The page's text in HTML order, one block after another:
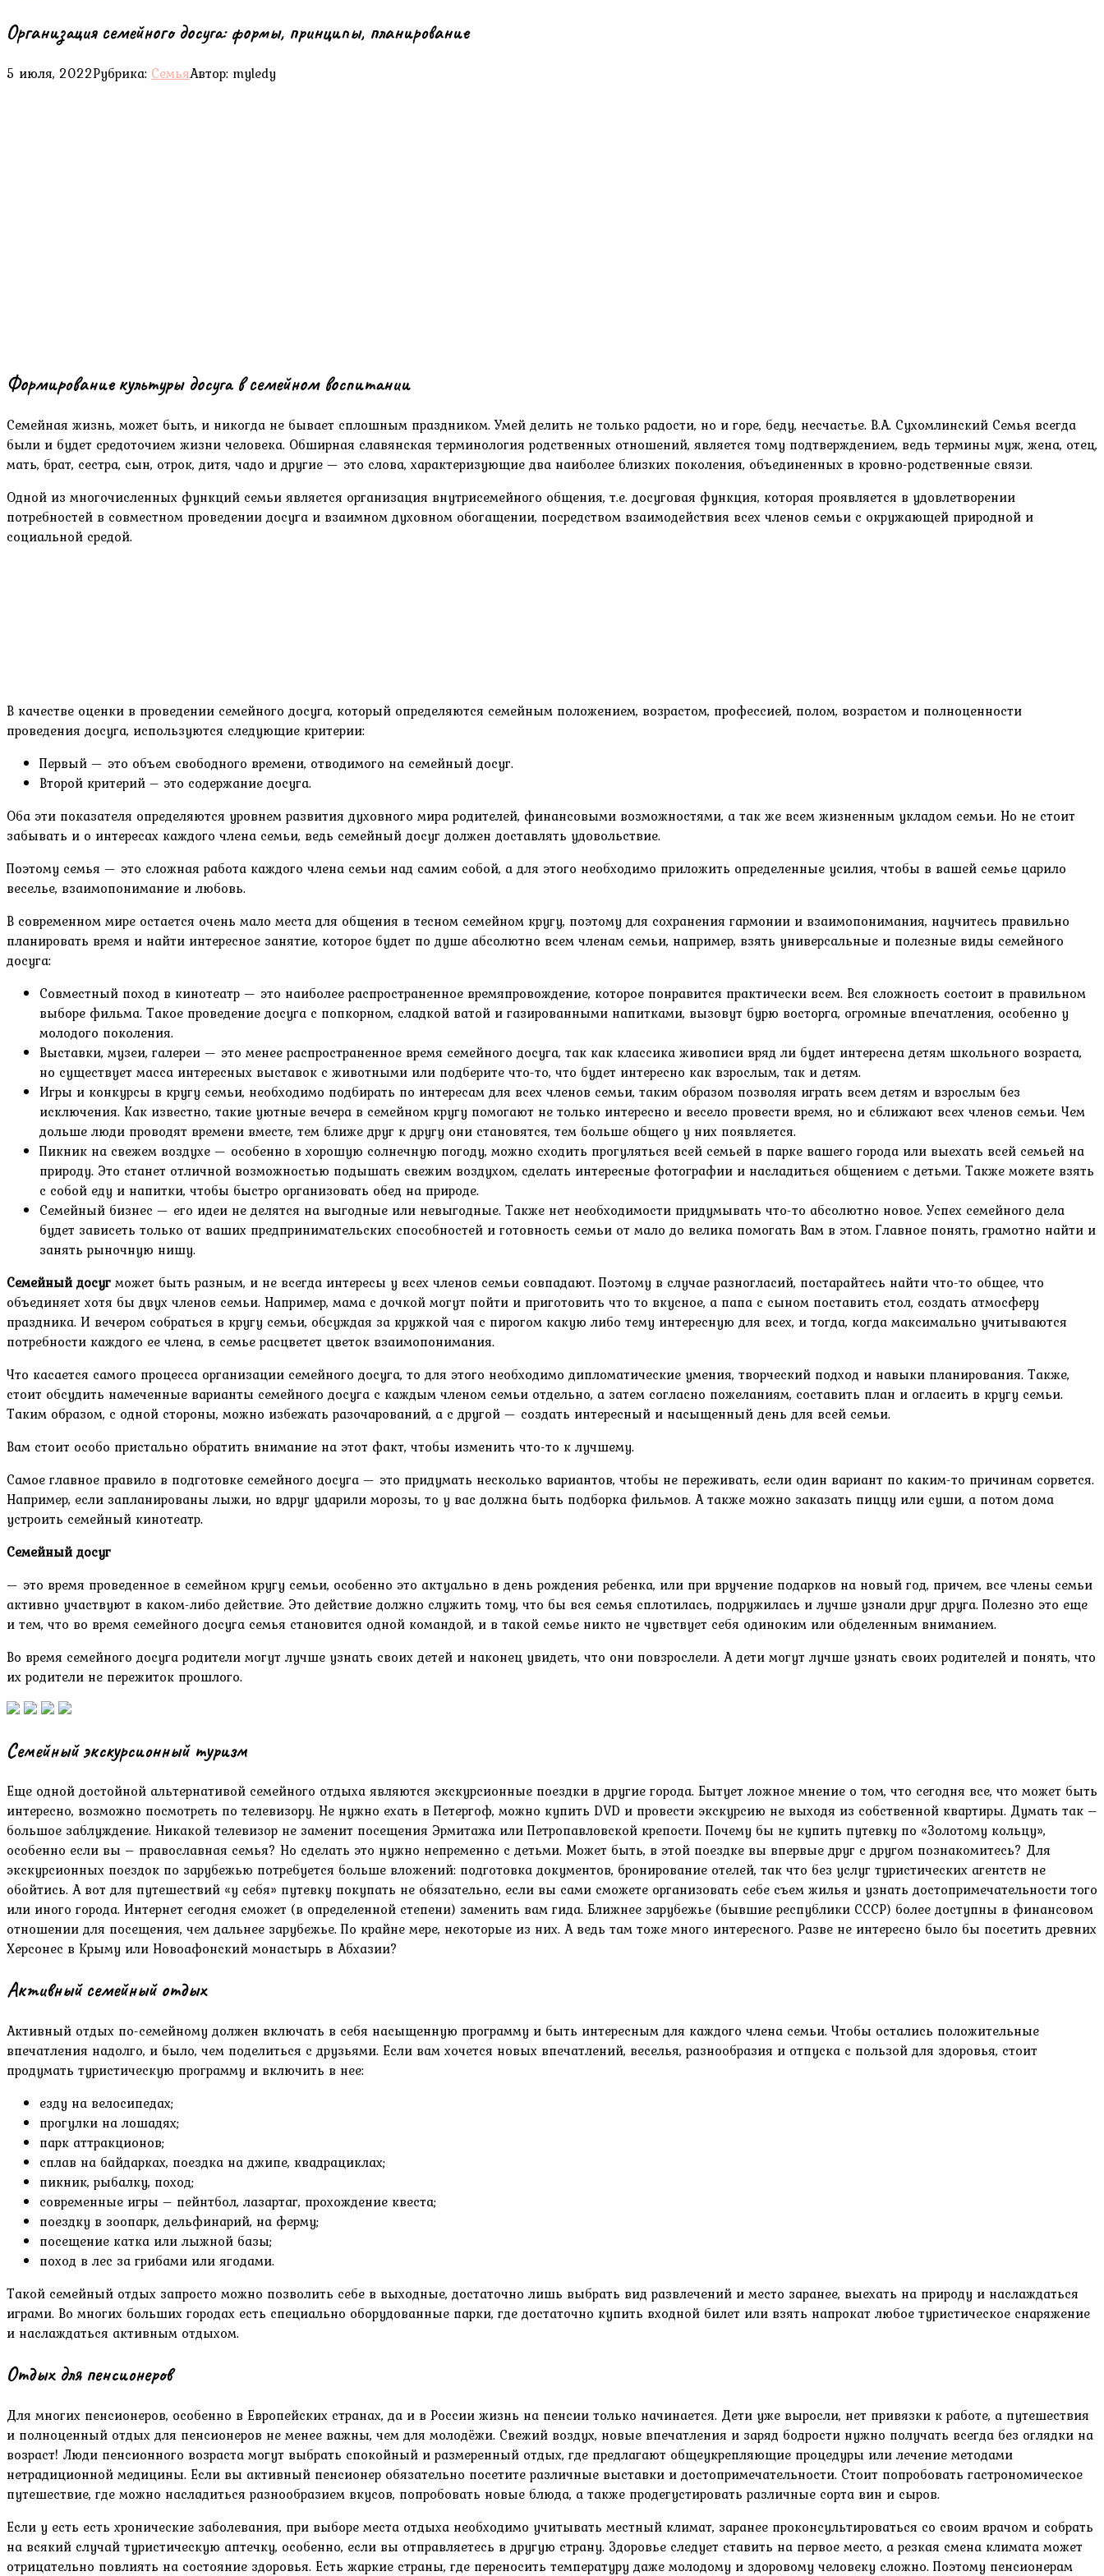
Организация семейного досуга: формы, принципы, планирование
5 июля, 2022Рубрика: СемьяАвтор: myledy
Формирование культуры досуга в семейном воспитании
Семейная жизнь, может быть, и никогда не бывает сплошным праздником. Умей делить не только радости, но и горе, беду, несчастье. В.А. Сухомлинский Семья всегда
были и будет средоточием жизни человека. Обширная славянская терминология родственных отношений, является тому подтверждением, ведь термины муж, жена, отец,
мать, брат, сестра, сын, отрок, дитя, чадо и другие — это слова, характеризующие два наиболее близких поколения, объединенных в кровно-родственные связи.
Одной из многочисленных функций семьи является организация внутрисемейного общения, т.е. досуговая функция, которая проявляется в удовлетворении
потребностей в совместном проведении досуга и взаимном духовном обогащении, посредством взаимодействия всех членов семьи с окружающей природной и
социальной средой.
В качестве оценки в проведении семейного досуга, который определяются семейным положением, возрастом, профессией, полом, возрастом и полноценности
проведения досуга, используются следующие критерии:
Первый — это объем свободного времени, отводимого на семейный досуг.
Второй критерий – это содержание досуга.
Оба эти показателя определяются уровнем развития духовного мира родителей, финансовыми возможностями, а так же всем жизненным укладом семьи. Но не стоит
забывать и о интересах каждого члена семьи, ведь семейный досуг должен доставлять удовольствие.
Поэтому семья — это сложная работа каждого члена семьи над самим собой, а для этого необходимо приложить определенные усилия, чтобы в вашей семье царило
веселье, взаимопонимание и любовь.
В современном мире остается очень мало места для общения в тесном семейном кругу, поэтому для сохранения гармонии и взаимопонимания, научитесь правильно
планировать время и найти интересное занятие, которое будет по душе абсолютно всем членам семьи, например, взять универсальные и полезные виды семейного
досуга:
Совместный поход в кинотеатр — это наиболее распространенное времяпровождение, которое понравится практически всем. Вся сложность состоит в правильном
выборе фильма. Такое проведение досуга с попкорном, сладкой ватой и газированными напитками, вызовут бурю восторга, огромные впечатления, особенно у
молодого поколения.
Выставки, музеи, галереи — это менее распространенное время семейного досуга, так как классика живописи вряд ли будет интересна детям школьного возраста,
но существует масса интересных выставок с животными или подберите что-то, что будет интересно как взрослым, так и детям.
Игры и конкурсы в кругу семьи, необходимо подбирать по интересам для всех членов семьи, таким образом позволяя играть всем детям и взрослым без
исключения. Как известно, такие уютные вечера в семейном кругу помогают не только интересно и весело провести время, но и сближают всех членов семьи. Чем
дольше люди проводят времени вместе, тем ближе друг к другу они становятся, тем больше общего у них появляется.
Пикник на свежем воздухе — особенно в хорошую солнечную погоду, можно сходить прогуляться всей семьей в парке вашего города или выехать всей семьей на
природу. Это станет отличной возможностью подышать свежим воздухом, сделать интересные фотографии и насладиться общением с детьми. Также можете взять
с собой еду и напитки, чтобы быстро организовать обед на природе.
Семейный бизнес — его идеи не делятся на выгодные или невыгодные. Также нет необходимости придумывать что-то абсолютно новое. Успех семейного дела
будет зависеть только от ваших предпринимательских способностей и готовность семьи от мало до велика помогать Вам в этом. Главное понять, грамотно найти и
занять рыночную нишу.
Семейный досуг может быть разным, и не всегда интересы у всех членов семьи совпадают. Поэтому в случае разногласий, постарайтесь найти что-то общее, что
объединяет хотя бы двух членов семьи. Например, мама с дочкой могут пойти и приготовить что то вкусное, а папа с сыном поставить стол, создать атмосферу
праздника. И вечером собраться в кругу семьи, обсуждая за кружкой чая с пирогом какую либо тему интересную для всех, и тогда, когда максимально учитываются
потребности каждого ее члена, в семье расцветет цветок взаимопонимания.
Что касается самого процесса организации семейного досуга, то для этого необходимо дипломатические умения, творческий подход и навыки планирования. Также,
стоит обсудить намеченные варианты семейного досуга с каждым членом семьи отдельно, а затем согласно пожеланиям, составить план и огласить в кругу семьи.
Таким образом, с одной стороны, можно избежать разочарований, а с другой — создать интересный и насыщенный день для всей семьи.
Вам стоит особо пристально обратить внимание на этот факт, чтобы изменить что-то к лучшему.
Самое главное правило в подготовке семейного досуга — это придумать несколько вариантов, чтобы не переживать, если один вариант по каким-то причинам сорвется.
Например, если запланированы лыжи, но вдруг ударили морозы, то у вас должна быть подборка фильмов. А также можно заказать пиццу или суши, а потом дома
устроить семейный кинотеатр.
Семейный досуг
— это время проведенное в семейном кругу семьи, особенно это актуально в день рождения ребенка, или при вручение подарков на новый год, причем, все члены семьи
активно участвуют в каком-либо действие. Это действие должно служить тому, что бы вся семья сплотилась, подружилась и лучше узнали друг друга. Полезно это еще
и тем, что во время семейного досуга семья становится одной командой, и в такой семье никто не чувствует себя одиноким или обделенным вниманием.
Во время семейного досуга родители могут лучше узнать своих детей и наконец увидеть, что они повзрослели. А дети могут лучше узнать своих родителей и понять, что
их родители не пережиток прошлого.
Семейный экскурсионный туризм
Еще одной достойной альтернативой семейного отдыха являются экскурсионные поездки в другие города. Бытует ложное мнение о том, что сегодня все, что может быть
интересно, возможно посмотреть по телевизору. Не нужно ехать в Петергоф, можно купить DVD и провести экскурсию не выходя из собственной квартиры. Думать так –
большое заблуждение. Никакой телевизор не заменит посещения Эрмитажа или Петропавловской крепости. Почему бы не купить путевку по «Золотому кольцу»,
особенно если вы – православная семья? Но сделать это нужно непременно с детьми. Может быть, в этой поездке вы впервые друг с другом познакомитесь? Для
экскурсионных поездок по зарубежью потребуется больше вложений: подготовка документов, бронирование отелей, так что без услуг туристических агентств не
обойтись. А вот для путешествий «у себя» путевку покупать не обязательно, если вы сами сможете организовать себе съем жилья и узнать достопримечательности того
или иного города. Интернет сегодня сможет (в определенной степени) заменить вам гида. Ближнее зарубежье (бывшие республики СССР) более доступны в финансовом
отношении для посещения, чем дальнее зарубежье. По крайне мере, некоторые из них. А ведь там тоже много интересного. Разве не интересно было бы посетить древних
Херсонес в Крыму или Новоафонский монастырь в Абхазии?
Активный семейный отдых
Активный отдых по-семейному должен включать в себя насыщенную программу и быть интересным для каждого члена семьи. Чтобы остались положительные
впечатления надолго, и было, чем поделиться с друзьями. Если вам хочется новых впечатлений, веселья, разнообразия и отпуска с пользой для здоровья, стоит
продумать туристическую программу и включить в нее:
езду на велосипедах;
прогулки на лошадях;
парк аттракционов;
сплав на байдарках, поездка на джипе, квадрациклах;
пикник, рыбалку, поход;
современные игры – пейнтбол, лазартаг, прохождение квеста;
поездку в зоопарк, дельфинарий, на ферму;
посещение катка или лыжной базы;
поход в лес за грибами или ягодами.
Такой семейный отдых запросто можно позволить себе в выходные, достаточно лишь выбрать вид развлечений и место заранее, выехать на природу и наслаждаться
играми. Во многих больших городах есть специально оборудованные парки, где достаточно купить входной билет или взять напрокат любое туристическое снаряжение
и наслаждаться активным отдыхом.
Отдых для пенсионеров
Для многих пенсионеров, особенно в Европейских странах, да и в России жизнь на пенсии только начинается. Дети уже выросли, нет привязки к работе, а путешествия
и полноценный отдых для пенсионеров не менее важны, чем для молодёжи. Свежий воздух, новые впечатления и заряд бодрости нужно получать всегда без оглядки на
возраст! Люди пенсионного возраста могут выбрать спокойный и размеренный отдых, где предлагают общеукрепляющие процедуры или лечение методами
нетрадиционной медицины. Если вы активный пенсионер обязательно посетите различные выставки и достопримечательности. Стоит попробовать гастрономическое
путешествие, где можно насладиться разнообразием вкусов, попробовать новые блюда, а также продегустировать различные сорта вин и сыров.
Если у есть есть хронические заболевания, при выборе места отдыха необходимо учитывать местный климат, заранее проконсультироваться со своим врачом и собрать
на всякий случай туристическую аптечку, особенно, если вы отправляетесь в другую страну. Здоровье следует ставить на первое место, а резкая смена климата может
отрицательно повлиять на состояние здоровья. Есть жаркие страны, где переносить температуру даже молодому и здоровому человеку сложно. Поэтому пенсионерам